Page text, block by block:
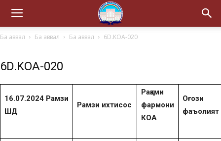
Ба аввал Ба аввал Ба аввал 6D.KOA-020
6D.KOA-020
16.07.2024 Рамзи
ШД
Рамзи ихтисос
Рақами
фармони
КОА
Оғози
фаъолият